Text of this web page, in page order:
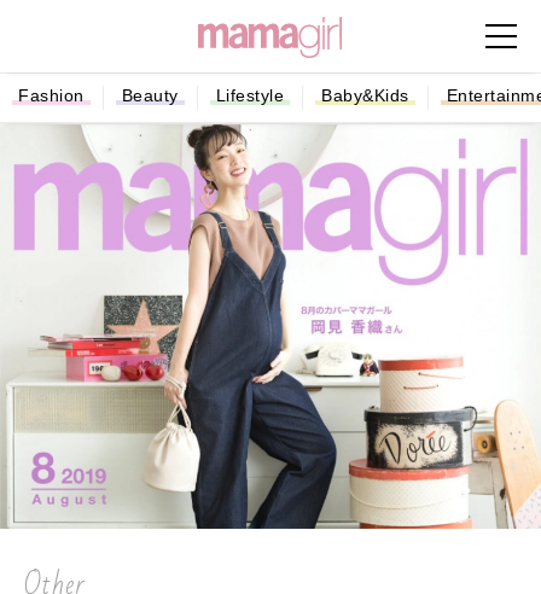
Fashion Beauty Lifestyle Baby&Kids